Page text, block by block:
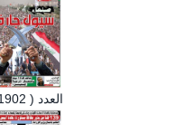
العدد ( 1902)